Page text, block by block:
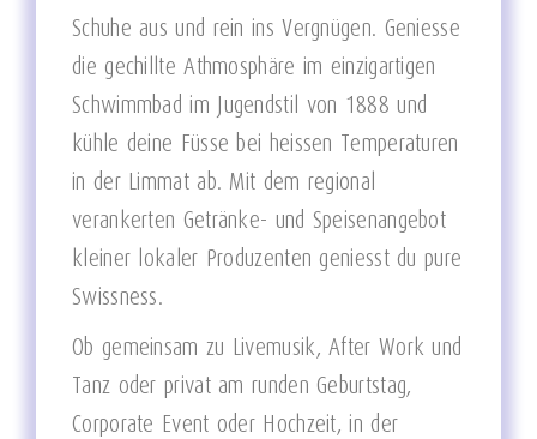
Schuhe aus und rein ins Vergnügen. Geniesse
die gechillte Athmosphäre im einzigartigen
Schwimmbad im Jugendstil von 1888 und
kühle deine Füsse bei heissen Temperaturen
in der Limmat ab. Mit dem regional
verankerten Getränke- und Speisenangebot
kleiner lokaler Produzenten geniesst du pure
Swissness.
Ob gemeinsam zu Livemusik, After Work und
Tanz oder privat am runden Geburtstag,
Corporate Event oder Hochzeit, in der